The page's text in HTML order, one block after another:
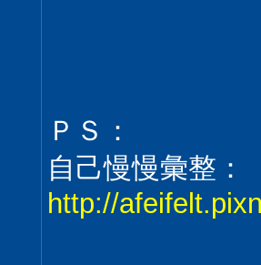
ＰＳ：
自己慢慢彙整：
http://